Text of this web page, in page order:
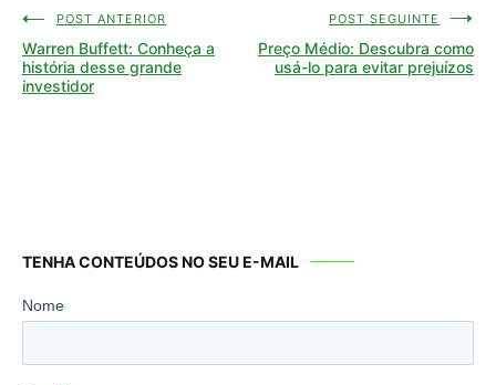
Navegação
de
POST ANTERIOR
Warren Buffett: Conheça a
história desse grande
investidor
POST SEGUINTE
Preço Médio: Descubra como
usá-lo para evitar prejuízos
TENHA CONTEÚDOS NO SEU E-MAIL